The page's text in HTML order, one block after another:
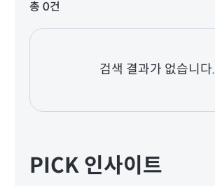
총 0건
검색 결과가 없습니다.
PICK 인사이트